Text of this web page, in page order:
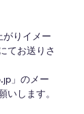
りイメー
てお送りさ
」のメー
いします。